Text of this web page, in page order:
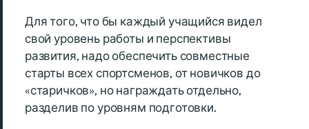
Для того, что бы каждый учащийся видел
свой уровень работы и перспективы
развития, надо обеспечить совместные
старты всех спортсменов, от новичков до
«старичков», но награждать отдельно,
разделив по уровням подготовки.